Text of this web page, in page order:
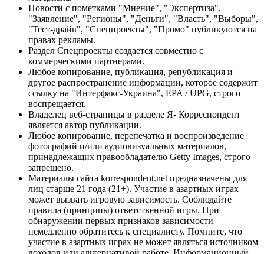
Новости с пометками "Мнение", "Экспертиза",
"Заявление", "Регионы", "Деньги", "Власть", "Выборы",
"Тест-драйв", "Спецпроекты", "Промо" публикуются на
правах рекламы.
Раздел Спецпроекты создается совместно с
коммерческими партнерами.
Любое копирование, публикация, републикация и
другое распространение информации, которое содержит
ссылку на "Интерфакс-Украина", EPA / UPG, строго
воспрещается.
Владелец веб-страницы в разделе Я- Корреспондент
является автор публикации.
Любое копирование, перепечатка и воспроизведение
фотографий и/или аудиовизуальных материалов,
принадлежащих правообладателю Getty Images, строго
запрещено.
Материалы сайта korrespondent.net предназначены для
лиц старше 21 года (21+). Участие в азартных играх
может вызвать игровую зависимость. Соблюдайте
правила (принципы) ответственной игры. При
обнаружении первых признаков зависимости
немедленно обратитесь к специалисту. Помните, что
участие в азартных играх не может являться источником